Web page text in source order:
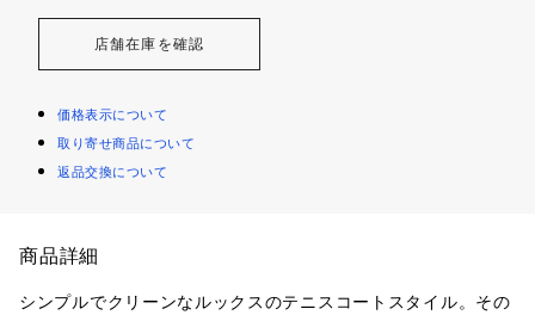
店舗在庫を確認
価格表示について
取り寄せ商品について
返品交換について
商品詳細
シンプルでクリーンなルックスのテニスコートスタイル。その